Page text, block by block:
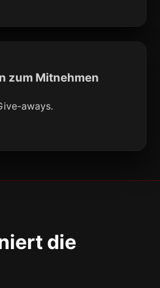
zum Mitnehmen
aways.
die